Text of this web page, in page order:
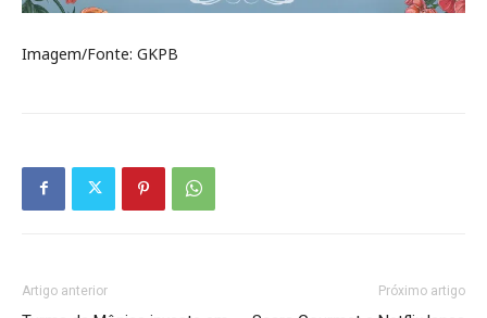
Imagem/Fonte: GKPB
Artigo anterior Próximo artigo